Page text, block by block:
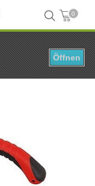
0
Zangen Effzett Straight Nose Plier 15 cm
Öffnen